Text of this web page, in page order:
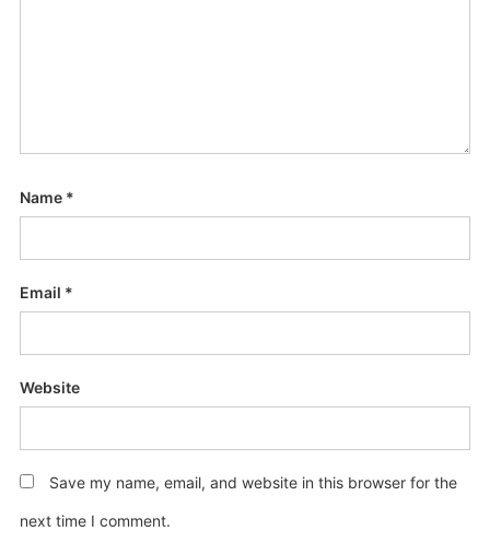
Name *
Email *
Website
Save my name, email, and website in this browser for the
next time I comment.